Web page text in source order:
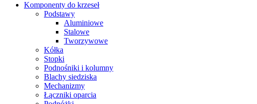
Komponenty do krzeseł
Podstawy
Aluminiowe
Stalowe
Tworzywowe
Kółka
Stopki
Podnośniki i kolumny
Blachy siedziska
Mechanizmy
Łączniki oparcia